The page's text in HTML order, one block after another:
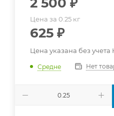
Цена за 0.25 кг
625 ₽
Цена указана без
Средне Нет